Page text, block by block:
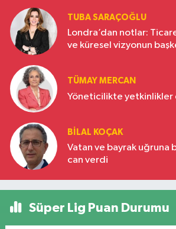
TUBA SARAÇOĞLU
Londra’dan notlar:
ve küresel vizyonun
TÜMAY MERCAN
Yöneticilikte yetkinlikler
BILAL KOÇAK
Vatan ve bayrak uğruna
can verdi
Süper Lig Puan Durumu